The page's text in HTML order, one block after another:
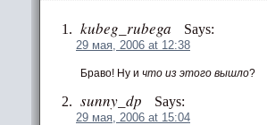
kubeg_rubega Says:
29 мая, 2006 at 12:38
Браво! Ну и что из этого вышло?
sunny_dp Says:
29 мая, 2006 at 15:04